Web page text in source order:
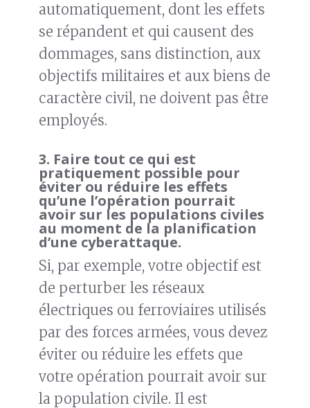
automatiquement, dont les effets
se répandent et qui causent des
dommages, sans distinction, aux
objectifs militaires et aux biens de
caractère civil, ne doivent pas être
employés.
3. Faire tout ce qui est
pratiquement possible pour
éviter ou réduire les effets
qu’une l’opération pourrait
avoir sur les populations civiles
au moment de la planification
d’une cyberattaque.
Si, par exemple, votre objectif est
de perturber les réseaux
électriques ou ferroviaires utilisés
par des forces armées, vous devez
éviter ou réduire les effets que
votre opération pourrait avoir sur
la population civile. Il est